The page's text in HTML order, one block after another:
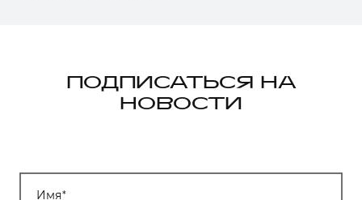
ПОДПИСАТЬСЯ НА
НОВОСТИ
Имя